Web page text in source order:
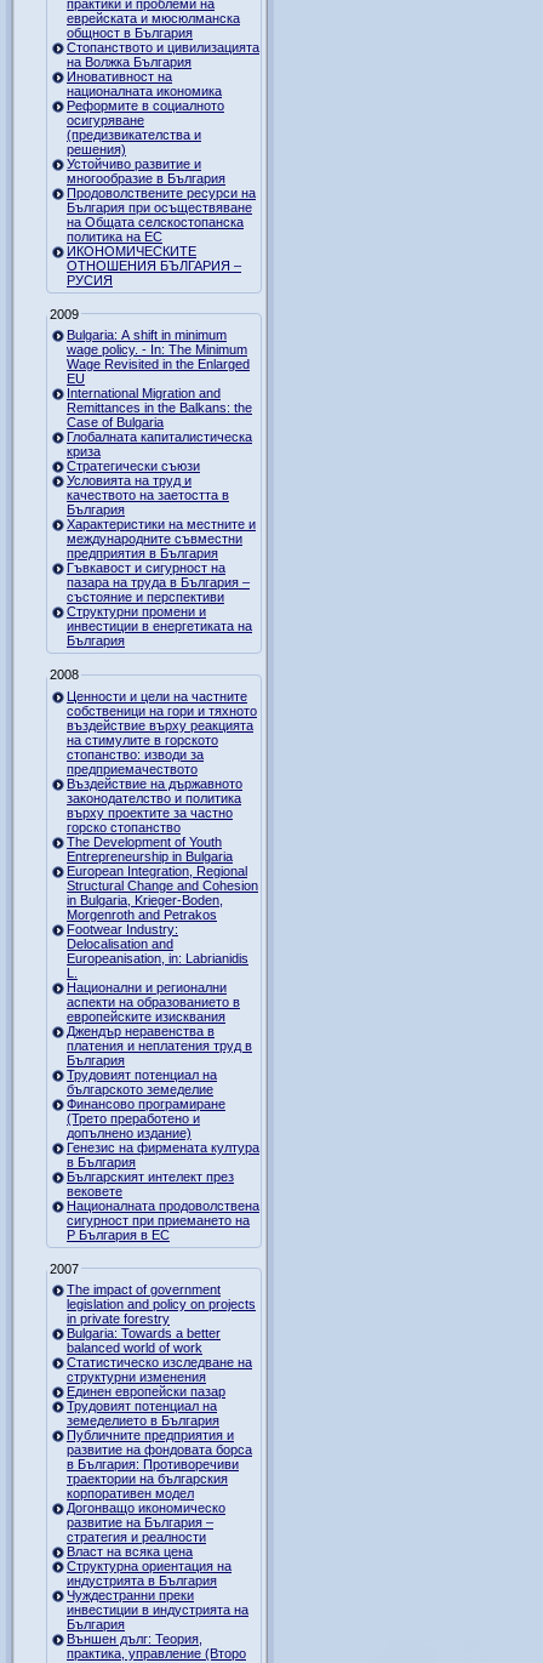
практики и проблеми на
еврейската и мюсюлманска
общност в България
Стопанството и цивилизацията
на Волжка България
Иновативност на
националната икономика
Реформите в социалното
осигуряване
(предизвикателства и
решения)
Устойчиво развитие и
многообразие в България
Продоволствените ресурси на
България при осъществяване
на Общата селскостопанска
политика на ЕС
ИКОНОМИЧЕСКИТЕ
ОТНОШЕНИЯ БЪЛГАРИЯ –
РУСИЯ
2009
Bulgaria: A shift in minimum
wage policy. - In: The Minimum
Wage Revisited in the Enlarged
EU
International Migration and
Remittances in the Balkans: the
Case of Bulgaria
Глобалната капиталистическа
криза
Стратегически съюзи
Условията на труд и
качеството на заетостта в
България
Характеристики на местните и
международните съвместни
предприятия в България
Гъвкавост и сигурност на
пазара на труда в България –
състояние и перспективи
Структурни промени и
инвестиции в енергетиката на
България
2008
Ценности и цели на частните
собственици на гори и тяхното
въздействие върху реакцията
на стимулите в горското
стопанство: изводи за
предприемачеството
Въздействие на държавното
законодателство и политика
върху проектите за частно
горско стопанство
The Development of Youth
Entrepreneurship in Bulgaria
European Integration, Regional
Structural Change and Cohesion
in Bulgaria, Krieger-Boden,
Morgenroth and Petrakos
Footwear Industry:
Delocalisation and
Europeanisation, in: Labrianidis
L.
Национални и регионални
аспекти на образованието в
европейските изисквания
Джендър неравенства в
платения и неплатения труд в
България
Трудовият потенциал на
българското земеделие
Финансово програмиране
(Трето преработено и
допълнено издание)
Генезис на фирмената култура
в България
Българският интелект през
вековете
Националната продоволствена
сигурност при приемането на
Р България в ЕС
2007
The impact of government
legislation and policy on projects
in private forestry
Bulgaria: Towards a better
balanced world of work
Статистическо изследване на
структурни изменения
Единен европейски пазар
Трудовият потенциал на
земеделието в България
Публичните предприятия и
развитие на фондовата борса
в България: Противоречиви
траектории на българския
корпоративен модел
Догонващо икономическо
развитие на България –
стратегия и реалности
Власт на всяка цена
Структурна ориентация на
индустрията в България
Чуждестранни преки
инвестиции в индустрията на
България
Външен дълг: Теория,
практика, управление (Второ